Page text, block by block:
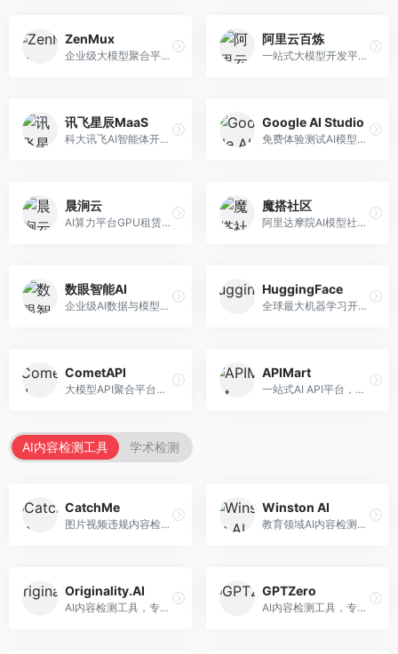
ZenMux
企业级大模型聚合平台，专注于企业AI服务。面向企业用户，提供多模型管理、安全合规、成本优化等服务，企业级功能完善。
阿里云百炼
一站式大模型开发平台，深度整合阿里云服务。面向企业开发者和AI团队，提供模型训练、微调、部署、应用开发等全流程服务，企业级功能完善。
讯飞星辰MaaS
科大讯飞AI智能体开发平台，专注于企业级模型服务。面向企业用户，提供模型调用、智能体创建、行业解决方案等服务，中文能力突出。
Google AI Studio
免费体验测试AI模型的平台，深度整合Google生态。面向开发者和研究者，提供Gemini模型体验、API密钥管理、提示词测试等服务，免费使用。
晨涧云
AI算力平台GPU租赁服务，专注于弹性算力。面向开发者和研究者，提供GPU租赁、弹性调度、成本优化等服务，算力灵活。
魔搭社区
阿里达摩院AI模型社区，专注于中文AI生态。面向中文开发者，提供开源模型、数据集、开发工具等资源，中文模型丰富。
数眼智能AI
企业级AI数据与模型服务平台，专注于数据驱动AI。面向企业用户，提供数据管理、模型训练、部署服务等，数据治理能力强。
HuggingFace
全球最大机器学习开源社区，整合模型库与开发工具。面向AI研究者和开发者，提供开源模型、数据集、开发工具等资源，开源生态最完善。
CometAPI
大模型API聚合平台，整合多种AI模型服务。面向开发者，提供统一接口、模型切换、监控分析等服务，API管理便捷。
APIMart
一站式AI API平台，整合多种AI服务。面向开发者，提供模型API、图像处理、语音识别等服务，API种类丰富。
AI内容检测工具 学术检测
CatchMe
图片视频违规内容检测平台，专注于视觉内容安全。面向内容平台，提供图片审核、视频审核、直播监控等服务，视觉检测专业。
Winston AI
教育领域AI内容检测平台，专注于学术诚信。面向教育机构，提供AI内容检测、抄袭检测、报告生成等服务，教育适配性强。
Originality.AI
AI内容检测工具，专注于内容原创性验证。面向内容创作者和出版商，提供AI检测、抄袭检测、批量分析等服务，检测精度高。
GPTZero
AI内容检测工具，专注于AI生成文本识别。面向教育工作者和出版商，提供文本检测、批量分析、API接口等服务，检测准确率高。